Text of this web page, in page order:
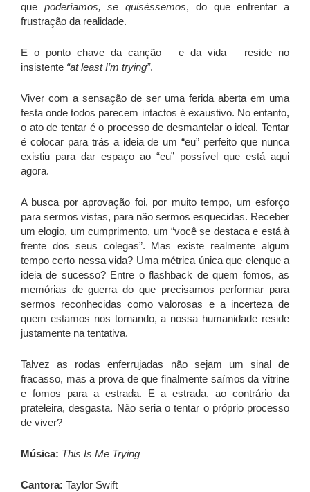
que poderíamos, se quiséssemos, do que enfrentar a
frustração da realidade.
E o ponto chave da canção – e da vida – reside no
insistente “at least I’m trying”.
Viver com a sensação de ser uma ferida aberta em uma
festa onde todos parecem intactos é exaustivo. No entanto,
o ato de tentar é o processo de desmantelar o ideal. Tentar
é colocar para trás a ideia de um “eu” perfeito que nunca
existiu para dar espaço ao “eu” possível que está aqui
agora.
A busca por aprovação foi, por muito tempo, um esforço
para sermos vistas, para não sermos esquecidas. Receber
um elogio, um cumprimento, um “você se destaca e está à
frente dos seus colegas”. Mas existe realmente algum
tempo certo nessa vida? Uma métrica única que elenque a
ideia de sucesso? Entre o flashback de quem fomos, as
memórias de guerra do que precisamos performar para
sermos reconhecidas como valorosas e a incerteza de
quem estamos nos tornando, a nossa humanidade reside
justamente na tentativa.
Talvez as rodas enferrujadas não sejam um sinal de
fracasso, mas a prova de que finalmente saímos da vitrine
e fomos para a estrada. E a estrada, ao contrário da
prateleira, desgasta. Não seria o tentar o próprio processo
de viver?
Música: This Is Me Trying
Cantora: Taylor Swift